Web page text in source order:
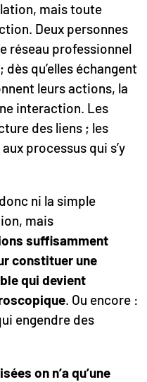
mais toute
Deux personnes
réseau professionnel
qu’elles échangent
leurs actions, la
interaction. Les
des liens ; les
processus qui s’y
ni la simple
mais
suffisamment
constituer une
qui devient
. Ou encore :
engendre des
on n’a qu’une